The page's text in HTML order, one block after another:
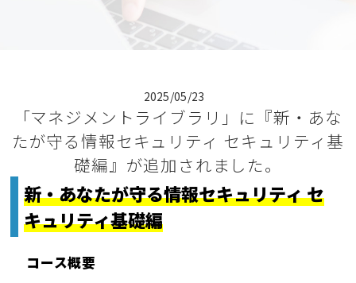
2025/05/23
「マネジメントライブラリ」に『新・あな
たが守る情報セキュリティ セキュリティ基
礎編』が追加されました。
新・あなたが守る情報セキュリティ セ
キュリティ基礎編
コース概要